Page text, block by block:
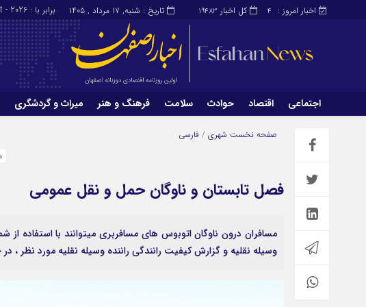
کل اخبار 19483 اخبار امروز : 4 تاریخ : شنبه, ۱۷ مرداد , ۱۴۰۵ برابر با : Saturday - 8 - August - 2026
اجتماعی اقتصاد حوادث سلامت فرهنگ و هنر میراث و گردشگری
صفحه نخست شهری / فارسی
فصل تابستان و ناوگان حمل و نقل عمومی
وسيله نقليه و گزارش کيفيت رانندگي راننده وسيله نقليه مورد نظر ،